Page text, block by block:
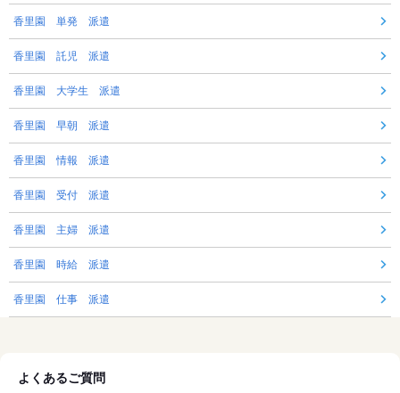
香里園 単発 派遣
香里園 託児 派遣
香里園 大学生 派遣
香里園 早朝 派遣
香里園 情報 派遣
香里園 受付 派遣
香里園 主婦 派遣
香里園 時給 派遣
香里園 仕事 派遣
よくあるご質問